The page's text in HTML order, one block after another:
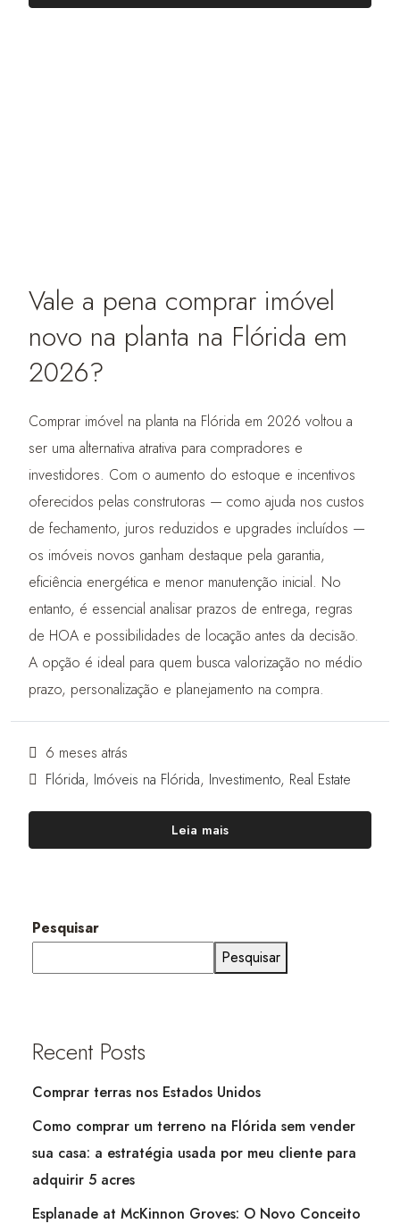
Vale a pena comprar imóvel
novo na planta na Flórida em
2026?
Comprar imóvel na planta na Flórida em 2026 voltou a
ser uma alternativa atrativa para compradores e
investidores. Com o aumento do estoque e incentivos
oferecidos pelas construtoras — como ajuda nos custos
de fechamento, juros reduzidos e upgrades incluídos —
os imóveis novos ganham destaque pela garantia,
eficiência energética e menor manutenção inicial. No
entanto, é essencial analisar prazos de entrega, regras
de HOA e possibilidades de locação antes da decisão.
A opção é ideal para quem busca valorização no médio
prazo, personalização e planejamento na compra.
6 meses atrás
Flórida, Imóveis na Flórida, Investimento, Real Estate
Leia mais
Pesquisar
Pesquisar
Recent Posts
Comprar terras nos Estados Unidos
Como comprar um terreno na Flórida sem vender
sua casa: a estratégia usada por meu cliente para
adquirir 5 acres
Esplanade at McKinnon Groves: O Novo Conceito